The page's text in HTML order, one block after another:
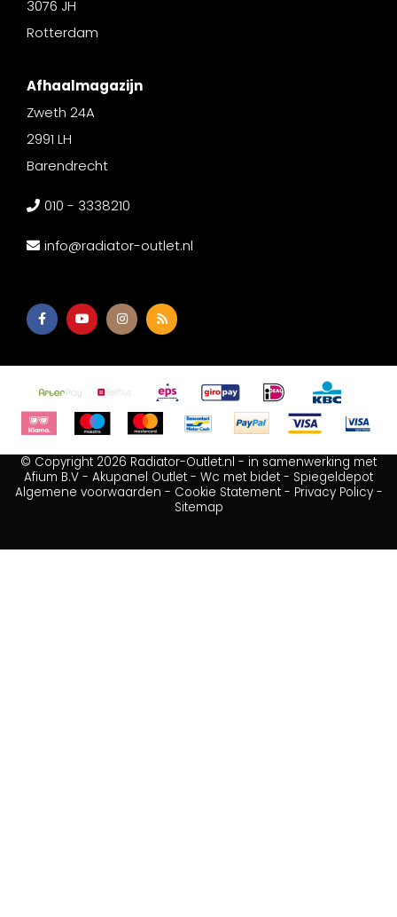
3076 JH
Rotterdam
Afhaalmagazijn
Zweth 24A
2991 LH
Barendrecht
010 - 3338210
info@radiator-outlet.nl
© Copyright 2026 Radiator-Outlet.nl - in samenwerking met
Afium B.V - Akupanel Outlet - Wc met bidet - Spiegeldepot
Algemene voorwaarden - Cookie Statement- Privacy Policy-
Sitemap